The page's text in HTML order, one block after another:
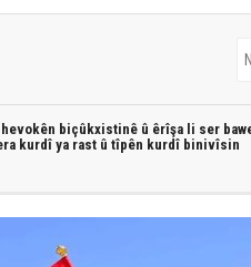
biçûkxistinê û êrîşa li ser
kurdî ya rast û tîpên kurdî binivîsin